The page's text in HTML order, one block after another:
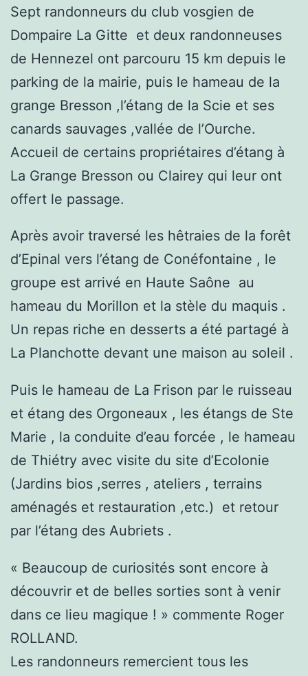
Sept randonneurs du club vosgien de
Dompaire La Gitte et deux randonneuses
de Hennezel ont parcouru 15 km depuis le
parking de la mairie, puis le hameau de la
grange Bresson ,l’étang de la Scie et ses
canards sauvages ,vallée de l’Ourche.
Accueil de certains propriétaires d’étang à
La Grange Bresson ou Clairey qui leur ont
offert le passage.
Après avoir traversé les hêtraies de la forêt
d’Epinal vers l’étang de Conéfontaine , le
groupe est arrivé en Haute Saône au
hameau du Morillon et la stèle du maquis .
Un repas riche en desserts a été partagé à
La Planchotte devant une maison au soleil .
Puis le hameau de La Frison par le ruisseau
et étang des Orgoneaux , les étangs de Ste
Marie , la conduite d’eau forcée , le hameau
de Thiétry avec visite du site d’Ecolonie
(Jardins bios ,serres , ateliers , terrains
aménagés et restauration ,etc.) et retour
par l’étang des Aubriets .
« Beaucoup de curiosités sont encore à
découvrir et de belles sorties sont à venir
dans ce lieu magique ! » commente Roger
ROLLAND.
Les randonneurs remercient tous les